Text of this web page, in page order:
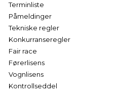
Terminliste
Påmeldinger
Tekniske regler
Konkurranseregler
Fair race
Førerlisens
Vognlisens
Kontrollseddel